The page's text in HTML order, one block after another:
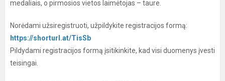
medaliais, o pirmosios vietos laimėtojas – taure.
Norėdami užsiregistruoti, užpildykite registracijos formą:
https://shorturl.at/TisSb
Pildydami registracijos formą įsitikinkite, kad visi duomenys įvesti
teisingai.